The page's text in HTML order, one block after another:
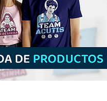
Santa Josefina Bakhita |
Descargar Vector de color
en EPS